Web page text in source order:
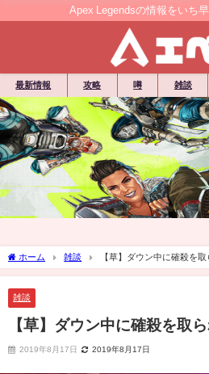
Apex Legendsの情報をいち
最新情報 攻略 噂 雑談
ホーム 雑談 【草】ダウン中に確殺を
雑談
【草】ダウン中に確殺を取
2019年8月17日 2019年8月17日